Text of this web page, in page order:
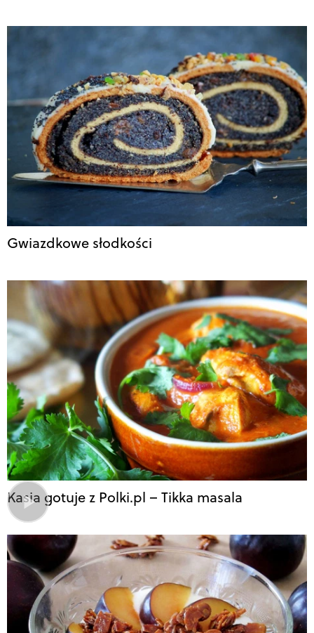
Gwiazdkowe słodkości
Kasia gotuje z Polki.pl – Tikka masala